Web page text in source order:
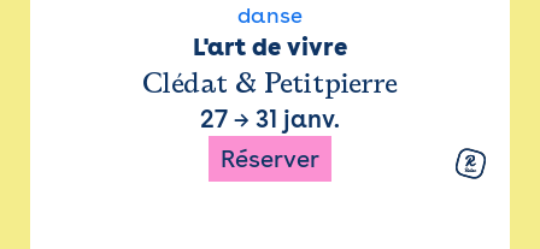
danse
L'art de vivre
Clédat & Petitpierre
27 → 31 janv.
Réserver